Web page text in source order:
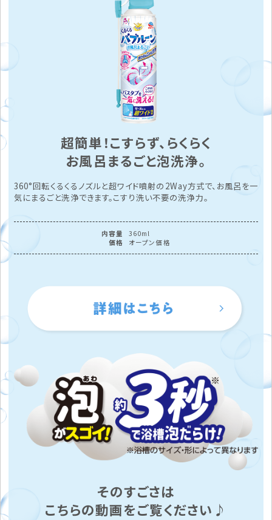
超簡単！こすらず、らくらく
お風呂まるごと泡洗浄。
360°回転くるくるノズルと超ワイド噴射の2Way方式で、お風呂を一
気にまるごと洗浄できます。こすり洗い不要の洗浄力。
内容量
360ml
価格
オープン価格
そのすごさは
こちらの動画をご覧ください♪